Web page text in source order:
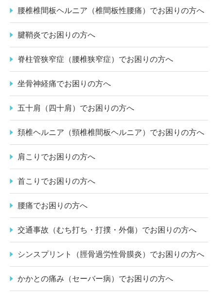
腰椎椎間板ヘルニア（椎間板性腰痛）でお困りの方へ
腱鞘炎でお困りの方へ
脊柱管狭窄症（腰椎狭窄症）でお困りの方へ
坐骨神経痛でお困りの方へ
五十肩（四十肩）でお困りの方へ
頚椎ヘルニア（頸椎椎間板ヘルニア）でお困りの方へ
肩こりでお困りの方へ
首こりでお困りの方へ
腰痛でお困りの方へ
交通事故（むち打ち・打撲・外傷）でお困りの方へ
シンスプリント（脛骨過労性骨膜炎）でお困りの方へ
かかとの痛み（セーバー病）でお困りの方へ